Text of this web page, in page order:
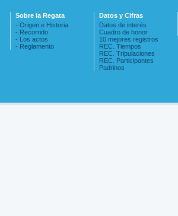
Sobre la Regata
- Origen e Historia
- Recorrido
- Los actos
- Reglamento
Datos y Cifras
Datos de interés
Cuadro de honor
10 mejores registros
REC. Tiempos
REC. Tripulaciones
REC. Participantes
Padrinos